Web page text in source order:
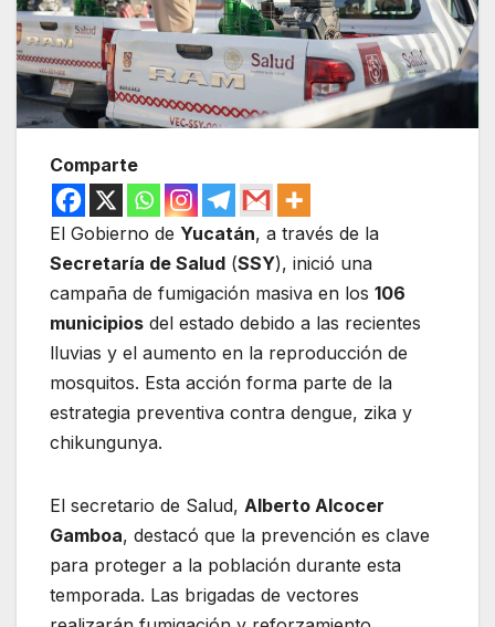
Comparte
El Gobierno de Yucatán, a través de la
Secretaría de Salud (SSY), inició una
campaña de fumigación masiva en los 106
municipios del estado debido a las recientes
lluvias y el aumento en la reproducción de
mosquitos. Esta acción forma parte de la
estrategia preventiva contra dengue, zika y
chikungunya.
El secretario de Salud, Alberto Alcocer
Gamboa, destacó que la prevención es clave
para proteger a la población durante esta
temporada. Las brigadas de vectores